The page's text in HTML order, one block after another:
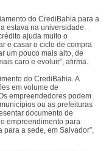
do CrediBahia para a
estava na universidade.
ajuda muito o
e casar o ciclo de compra
um pouco mais alto, de
caro e evoluir”, afirma.
do CrediBahia. A
em volume de
empreendedores podem
ou as prefeituras
documento de
empreendimento para
para a sede, em Salvador”,